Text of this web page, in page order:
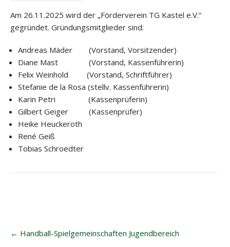
Am 26.11.2025 wird der „Förderverein TG Kastel e.V.“
gegründet. Gründungsmitglieder sind:
Andreas Mäder (Vorstand, Vorsitzender)
Diane Mast (Vorstand, Kassenführerin)
Felix Weinhold (Vorstand, Schriftführer)
Stefanie de la Rosa (stellv. Kassenführerin)
Karin Petri (Kassenprüferin)
Gilbert Geiger (Kassenprüfer)
Heike Heuckeroth
René Geiß
Tobias Schroedter
navigation
← Handball-Spielgemeinschaften Jugendbereich